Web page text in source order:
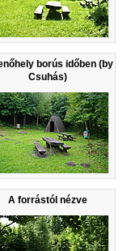
borús időben (by
Csuhás)
A forrástól nézve